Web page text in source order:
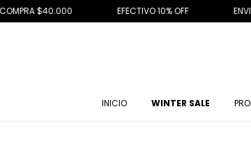
$40.000 EFECTIVO 10% OFF
INICIO WINTER SALE